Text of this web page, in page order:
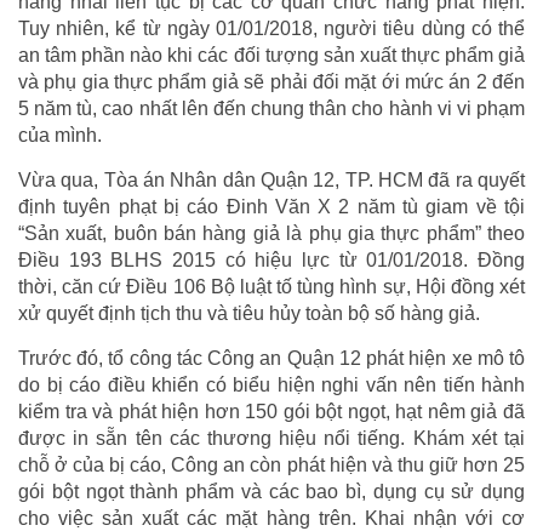
Tuy nhiên, kể từ ngày 01/01/2018, người tiêu dùng có thể
an tâm phần nào khi các đối tượng sản xuất thực phẩm giả
và phụ gia thực phẩm giả sẽ phải đối mặt ới mức án 2 đến
5 năm tù, cao nhất lên đến chung thân cho hành vi vi phạm
của mình.
Vừa qua, Tòa án Nhân dân Quận 12, TP. HCM đã ra quyết
định tuyên phạt bị cáo Đinh Văn X 2 năm tù giam về tội
“Sản xuất, buôn bán hàng giả là phụ gia thực phẩm” theo
Điều 193 BLHS 2015 có hiệu lực từ 01/01/2018. Đồng
thời, căn cứ Điều 106 Bộ luật tố tùng hình sự, Hội đồng xét
xử quyết định tịch thu và tiêu hủy toàn bộ số hàng giả.
Trước đó, tổ công tác Công an Quận 12 phát hiện xe mô tô
do bị cáo điều khiển có biểu hiện nghi vấn nên tiến hành
kiểm tra và phát hiện hơn 150 gói bột ngọt, hạt nêm giả đã
được in sẵn tên các thương hiệu nổi tiếng. Khám xét tại
chỗ ở của bị cáo, Công an còn phát hiện và thu giữ hơn 25
gói bột ngọt thành phẩm và các bao bì, dụng cụ sử dụng
cho việc sản xuất các mặt hàng trên. Khai nhận với cơ